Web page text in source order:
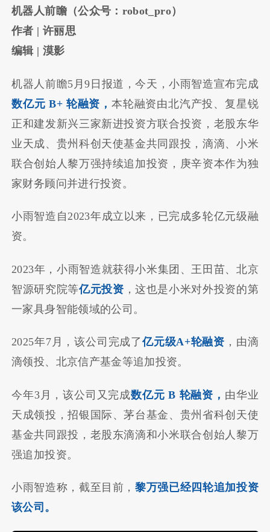
机器人前瞻（公众号：robot_pro）
作者 | 许丽思
编辑 | 漠影
机器人前瞻5月9日报道，今天，小雨智造宣布完成
数亿元 B+ 轮融资， 本轮融资由北汽产投、复星锐
正和建发新兴三家新进投资方联合投资，老股东华
业天成、贵州科创天使基金共同跟投，滴滴、小米
联合创始人黎万强持续追加投资，庚辛资本作为独
家财务顾问并进行投资。
小雨智造自2023年成立以来，已完成多轮亿元级融
资。
2023年，小雨智造就获得小米集团、王田苗、北京
智源研究院等亿元投资 ，这也是小米对外投资的第
一家具身智能领域的公司。
2025年7月，该公司完成了亿元级A+轮融资 ，由滴
滴领投、北京信产基金等追加投资。
今年3月，该公司又完成数亿元 B 轮融资， 由华业
天成领投，招银国际、茅台基金、贵州省科创天使
基金共同跟投，老股东滴滴和小米联合创始人黎万
强追加投资。
小雨智造称，截至目前，黎万强已经四轮追加投资
该公司。